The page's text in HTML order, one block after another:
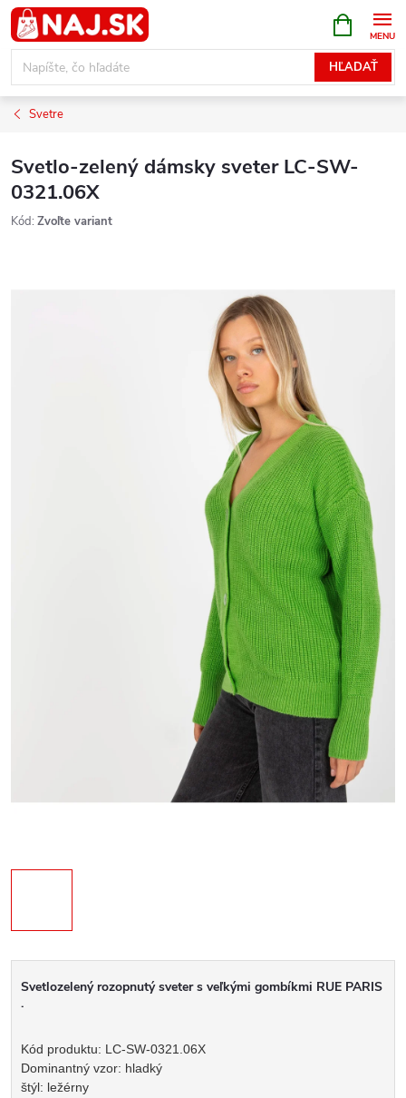
Prejsť
na
obsah
HĽADAŤ
KOŠÍK
Svetre
Svetlo-zelený dámsky sveter LC-SW-
0321.06X
Kód: Zvoľte variant
Svetlozelený rozopnutý sveter s veľkými gombíkmi RUE PARIS
.
Kód produktu: LC-SW-0321.06X
Dominantný vzor: hladký
štýl: ležérny